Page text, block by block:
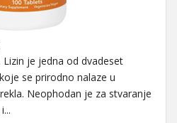
Lizin je jedna od dvadeset
se prirodno nalaze u
Neophodan je za stvaranje